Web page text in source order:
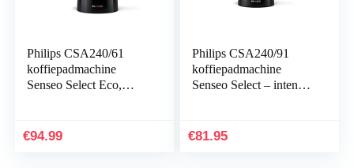
Philips CSA240/61
koffiepadmachine
Senseo Select Eco,
zwart
€94.99
Philips CSA240/91
koffiepadmachine
Senseo Select – intens
€81.95